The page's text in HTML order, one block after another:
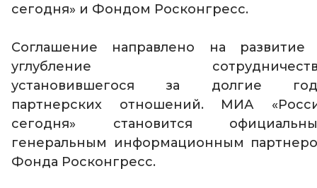
сегодня» и Фондом Росконгресс.
Соглашение направлено на развитие
углубление
установившегося за долгие
партнерских отношений. МИА
сегодня» становится
генеральным информационным
Фонда Росконгресс.